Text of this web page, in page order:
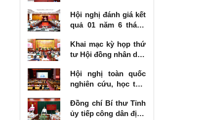
Hội nghị đánh giá kết
quả 01 năm 6 tháng
số 57-NQ/TW
Khai mạc kỳ họp thứ
tư Hội đồng nhân dân
kỳ 2026 - 2031
Hội nghị toàn quốc
nghiên cứu, học tập,
khai thực hiện Nghị
quyết số 10-NQ/TW
Đồng chí Bí thư Tỉnh
ủy tiếp công dân định